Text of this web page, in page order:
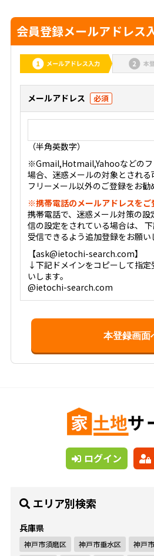
会員登録メールアドレス
メールアドレス 必須
（半角英数字）
※Gmail,Hotmail,Yahooなどのフ
場合、迷惑メールの対象とされる
フリーメール以外のご登録をお勧
※携帯電話のメールアドレスをご
携帯電話で、迷惑メール対策の
信の設定をされている場合は、
受信できるよう追加登録をお願い
【ask@ietochi-search.com】
↓下記ドメインをコピーして指
いします。
@ietochi-search.com
ログイン
エリア別検索
兵庫県
神戸市須磨区 神戸市垂水区 神戸